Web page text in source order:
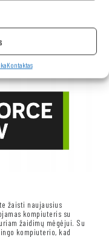
Kontaktas
žaisti naujausius
kompiuteris su
žaidimų mėgėjui. Su
kompiuterio, kad